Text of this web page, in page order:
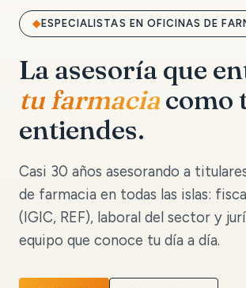
ESPECIALISTAS EN OFICINAS DE
La asesoría que
tu farmaciacomo
entiendes.
Casi 30 años asesorando a
de farmacia en todas las islas:
(IGIC, REF), laboral del sector y
equipo que conoce tu día a día.